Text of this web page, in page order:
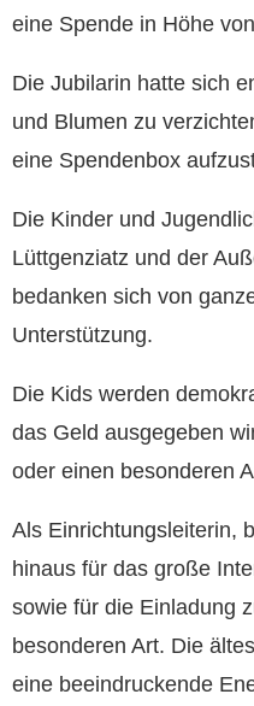
eine Spende in Höhe
Die Jubilarin hatte sich
und Blumen zu
eine Spendenbox
Die Kinder und
Lüttgenziatz und der
bedanken sich von
Unterstützung.
Die Kids werden
das Geld ausgegeben
oder einen besonderen
Als Einrichtungsleiterin,
hinaus für das große
sowie für die Einladung
besonderen Art. Die
eine beeindruckende